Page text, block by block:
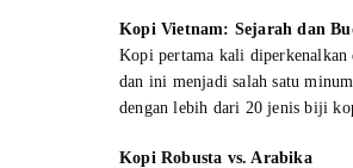
Kopi Vietnam: Sejarah dan
Kopi pertama kali diperkenalkan
dan ini menjadi salah satu
dengan lebih dari 20 jenis biji
Kopi Robusta vs. Arabika